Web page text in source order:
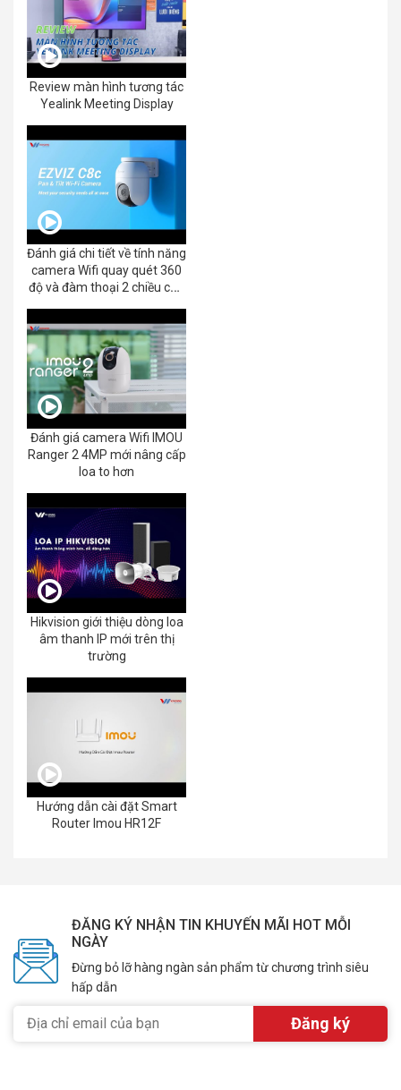
Review màn hình tương tác
Yealink Meeting Display
Đánh giá chi tiết về tính năng
camera Wifi quay quét 360
độ và đàm thoại 2 chiều của
Đánh giá camera Wifi IMOU
Ranger 2 4MP mới nâng cấp
loa to hơn
Hikvision giới thiệu dòng loa
âm thanh IP mới trên thị
trường
Hướng dẫn cài đặt Smart
Router Imou HR12F
ĐĂNG KÝ NHẬN TIN KHUYẾN MÃI HOT MỖI
NGÀY
Đừng bỏ lỡ hàng ngàn sản phẩm từ chương trình siêu
hấp dẫn